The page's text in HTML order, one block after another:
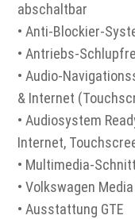
abschaltbar
• Anti-Blockier-
• Antriebs-
• Audio-
& Internet
• Audiosystem
Internet,
• Multimedia-
• Volkswagen
• Ausstattung GTE